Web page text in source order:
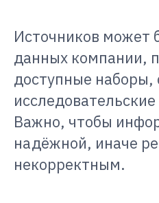
Источников может
данных компании,
доступные наборы,
Важно, чтобы
надёжной, иначе
некорректным.